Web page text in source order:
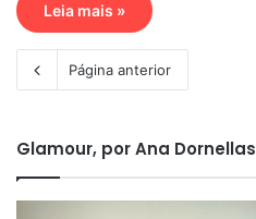
Leia mais »
Página anterior
Glamour, por Ana Dornellas